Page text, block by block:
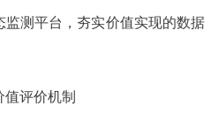
测平台，夯实价值实现的数据
值评价机制